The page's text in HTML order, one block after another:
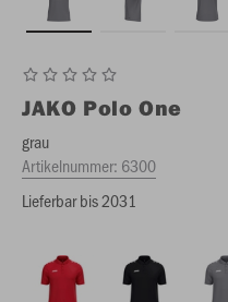
JAKO Polo One
grau
Artikelnummer: 6300
Lieferbar bis 2031